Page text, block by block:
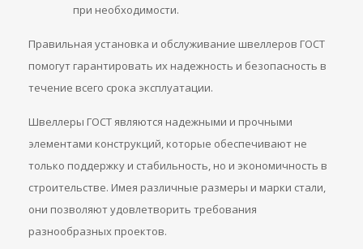
при необходимости.
Правильная установка и обслуживание швеллеров ГОСТ
помогут гарантировать их надежность и безопасность в
течение всего срока эксплуатации.
Швеллеры ГОСТ являются надежными и прочными
элементами конструкций, которые обеспечивают не
только поддержку и стабильность, но и экономичность в
строительстве. Имея различные размеры и марки стали,
они позволяют удовлетворить требования
разнообразных проектов.